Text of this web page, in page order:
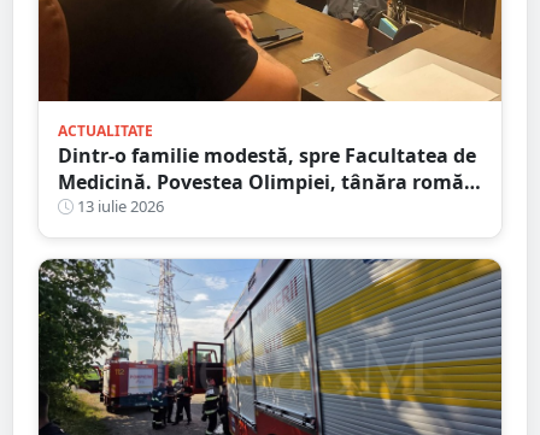
ACTUALITATE
Dintr-o familie modestă, spre Facultatea de
Medicină. Povestea Olimpiei, tânăra romă
care refuză să lase sărăcia să-i decidă
viitorul
13 iulie 2026